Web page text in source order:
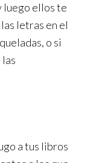
luego ellos te
letras en el
o si
a tus libros